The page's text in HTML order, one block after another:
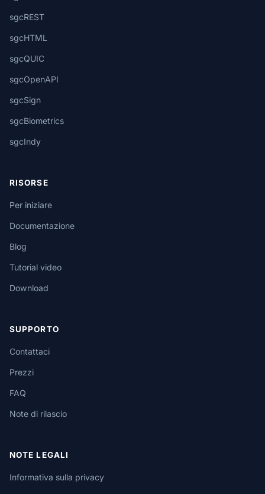
sgcREST
sgcHTML
sgcQUIC
sgcOpenAPI
sgcSign
sgcBiometrics
sgcIndy
RISORSE
Per iniziare
Documentazione
Blog
Tutorial video
Download
SUPPORTO
Contattaci
Prezzi
FAQ
Note di rilascio
NOTE LEGALI
Informativa sulla privacy